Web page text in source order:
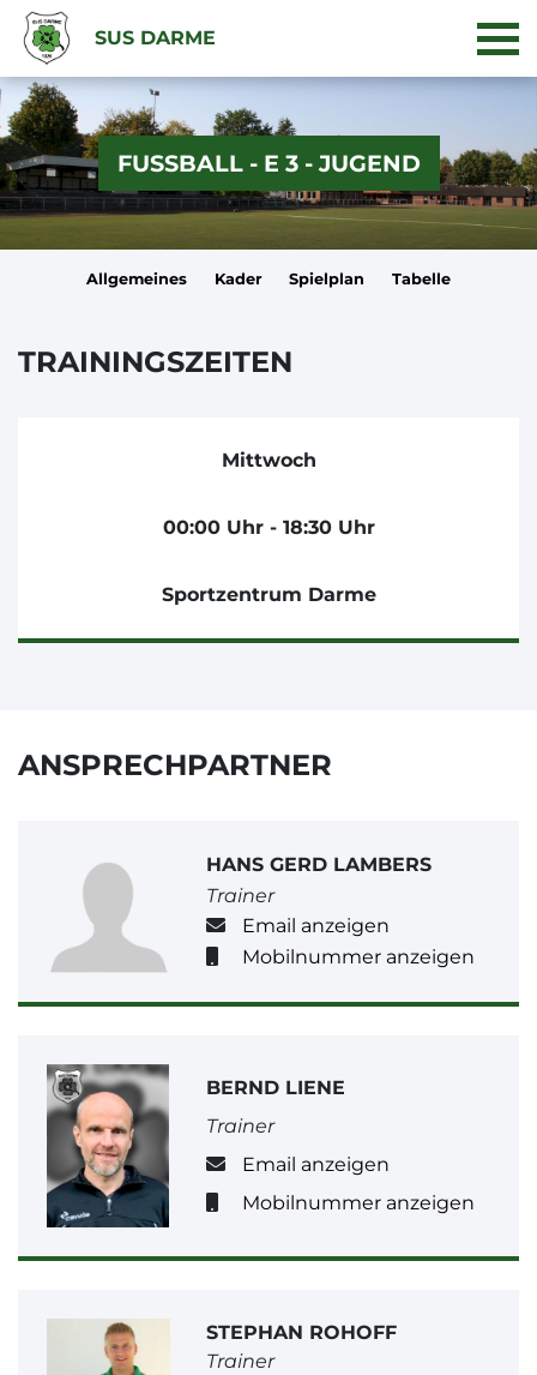
SUS DARME
FUSSBALL - E 3 - JUGEND
Allgemeines Kader Spielplan Tabelle
TRAININGSZEITEN
Mittwoch
00:00 Uhr - 18:30 Uhr
Sportzentrum Darme
ANSPRECHPARTNER
HANS GERD LAMBERS
Trainer
Email anzeigen
Mobilnummer anzeigen
BERND LIENE
Trainer
Email anzeigen
Mobilnummer anzeigen
STEPHAN ROHOFF
Trainer